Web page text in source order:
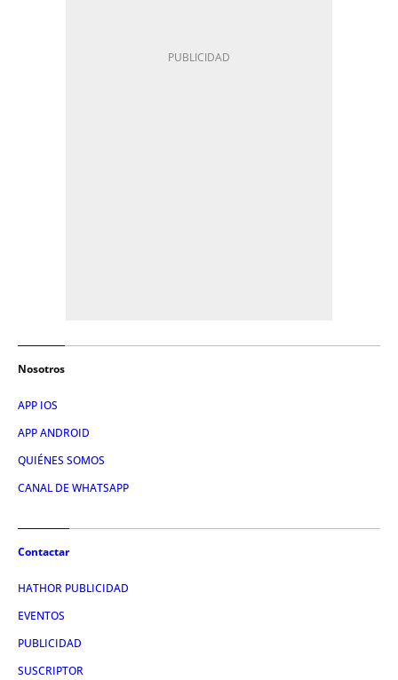
Nosotros
APP IOS
APP ANDROID
QUIÉNES SOMOS
CANAL DE WHATSAPP
Contactar
HATHOR PUBLICIDAD
EVENTOS
PUBLICIDAD
SUSCRIPTOR